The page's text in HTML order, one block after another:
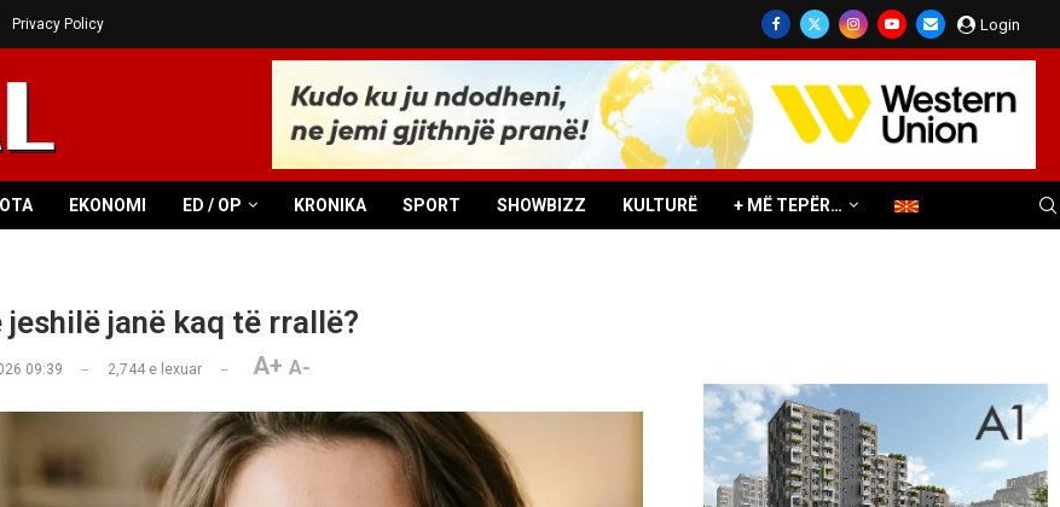
Privacy Policy Login
EKONOMI ED / OP KRONIKA SPORT SHOWBIZZ KULTURË + MË TEPËR…
jeshilë janë kaq të rrallë?
09:39 2,744e lexuar A+ A-